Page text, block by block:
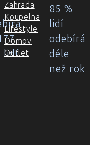
lidí
85 %
lidí
odebírá
déle
než rok
Zahrada
Koupelna
Lifestyle
Domov
Outlet